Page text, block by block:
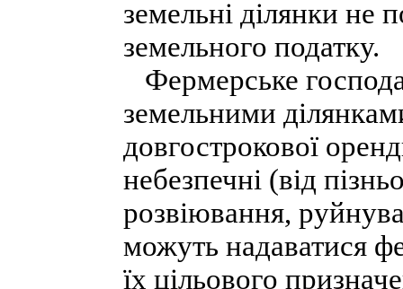
земельні ділянки не
земельного податку.
Фермерське
земельними
довгострокової
небезпечні (від
розвіювання,
можуть надаватися
їх цільового